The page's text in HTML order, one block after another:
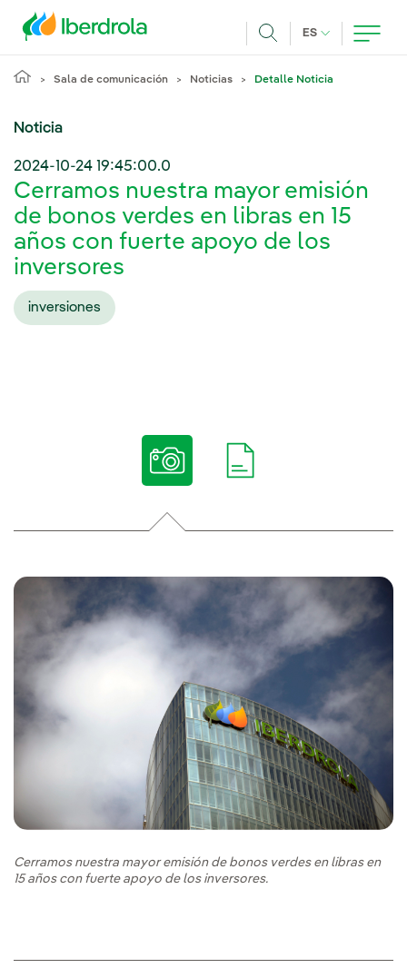
ES IDIOMA
Sala de comunicación Noticias Detalle Noticia
Noticia
2024-10-24 19:45:00.0
Cerramos nuestra mayor emisión
de bonos verdes en libras en 15
años con fuerte apoyo de los
inversores
inversiones
Cerramos nuestra mayor emisión de bonos verdes en libras en
15 años con fuerte apoyo de los inversores.